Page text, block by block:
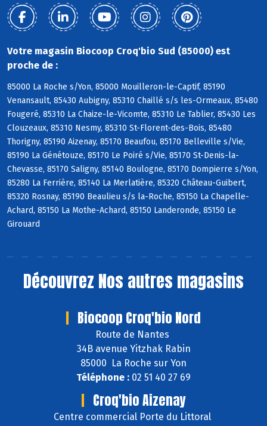
Votre magasin Biocoop Croq'bio Sud (85000) est
proche de :
85000 La Roche s/Yon, 85000 Mouilleron-le-Captif, 85190
Venansault, 85430 Aubigny, 85310 Chaillé s/s les-Ormeaux, 85480
Fougeré, 85310 La Chaize-le-Vicomte, 85310 Le Tablier, 85430 Les
Clouzeaux, 85310 Nesmy, 85310 St-Florent-des-Bois, 85480
Thorigny, 85190 Aizenay, 85170 Beaufou, 85170 Belleville s/Vie,
85190 La Génétouze, 85170 Le Poiré s/Vie, 85170 St-Denis-la-
Chevasse, 85170 Saligny, 85140 Boulogne, 85170 Dompierre s/Yon,
85280 La Ferrière, 85140 La Merlatière, 85320 Château-Guibert,
85320 Rosnay, 85190 Beaulieu s/s la-Roche, 85150 La Chapelle-
Achard, 85150 La Mothe-Achard, 85150 Landeronde, 85150 Le
Girouard
Découvrez Nos autres magasins
Biocoop Croq'bio Nord
Route de Nantes
34B avenue Yitzhak Rabin
85000 La Roche sur Yon
Téléphone : 02 51 40 27 69
Croq'bio Aizenay
Centre commercial Porte du Littoral